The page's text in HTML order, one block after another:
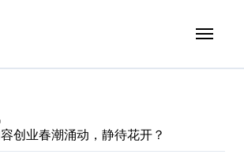
创业春潮涌动，静待花开？